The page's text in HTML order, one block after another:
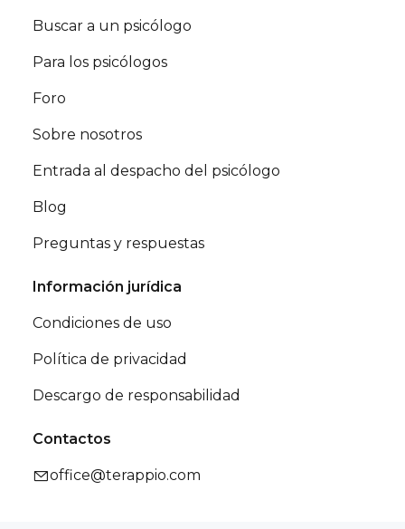
Buscar a un psicólogo
Para los psicólogos
Foro
Sobre nosotros
Entrada al despacho del psicólogo
Blog
Preguntas y respuestas
Información jurídica
Condiciones de uso
Política de privacidad
Descargo de responsabilidad
Contactos
office@terappio.com